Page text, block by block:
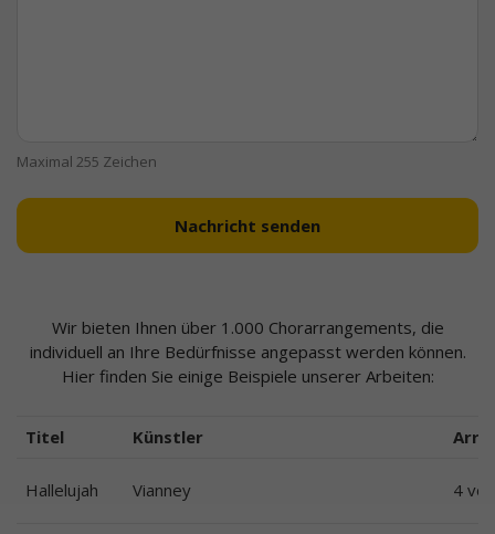
Maximal 255 Zeichen
Nachricht senden
Wir bieten Ihnen über 1.000 Chorarrangements, die
individuell an Ihre Bedürfnisse angepasst werden können.
Hier finden Sie einige Beispiele unserer Arbeiten:
Titel Künstler
Hallelujah Vianney 4